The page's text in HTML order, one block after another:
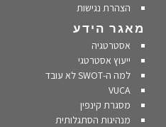
הצהרת נגישות
מאגר הידע
אסטרטגיה
ייעוץ אסטרטגי
למה ה-SWOT לא עובד
VUCA
מסגרת קינפין
מנהיגות הסתגלותית